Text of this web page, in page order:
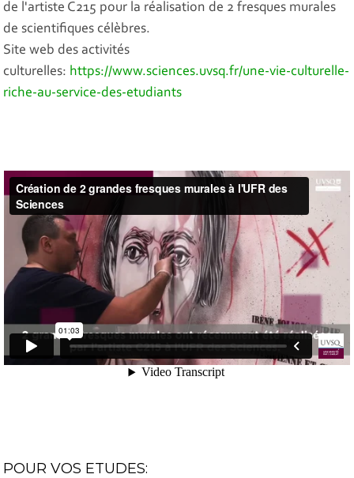
de l'artiste C215 pour la réalisation de 2 fresques murales
de scientifiques célèbres.
Site web des activités
culturelles: https://www.sciences.uvsq.fr/une-vie-culturelle-
riche-au-service-des-etudiants
POUR VOS ETUDES: